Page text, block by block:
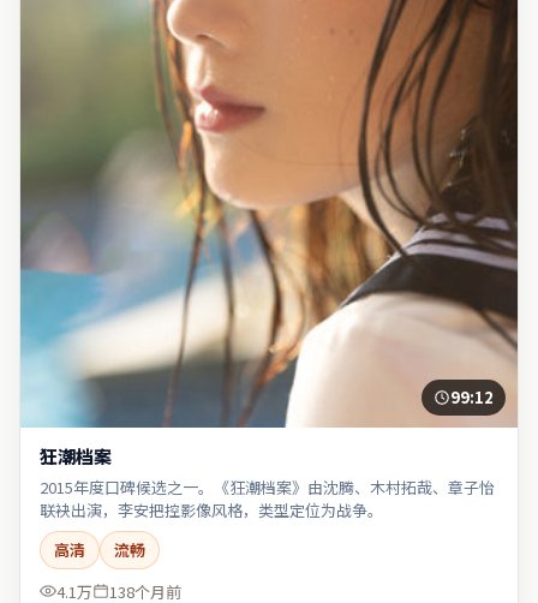
99:12
狂潮档案
2015年度口碑候选之一。《狂潮档案》由沈腾、木村拓哉、章子怡
联袂出演，李安把控影像风格，类型定位为战争。
高清
流畅
4.1万
138个月前